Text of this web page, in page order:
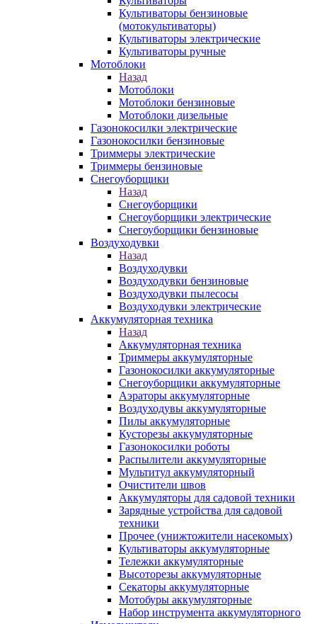
Культиваторы бензиновые
(мотокультиваторы)
Культиваторы электрические
Культиваторы ручные
Мотоблоки
Назад
Мотоблоки
Мотоблоки бензиновые
Мотоблоки дизельные
Газонокосилки электрические
Газонокосилки бензиновые
Триммеры электрические
Триммеры бензиновые
Снегоуборщики
Назад
Снегоуборщики
Снегоуборщики электрические
Снегоуборщики бензиновые
Воздуходувки
Назад
Воздуходувки
Воздуходувки бензиновые
Воздуходувки пылесосы
Воздуходувки электрические
Аккумуляторная техника
Назад
Аккумуляторная техника
Триммеры аккумуляторные
Газонокосилки аккумуляторные
Снегоуборщики аккумуляторные
Аэраторы аккумуляторные
Воздуходувы аккумуляторные
Пилы аккумуляторные
Кусторезы аккумуляторные
Газонокосилки роботы
Распылители аккумуляторные
Мультитул аккумуляторный
Очистители швов
Аккумуляторы для садовой техники
Зарядные устройства для садовой
техники
Прочее (унижтожители насекомых)
Культиваторы аккумуляторные
Тележки аккумуляторные
Высоторезы аккумуляторные
Секаторы аккумуляторные
Мотобуры аккумуляторные
Набор инструмента аккумуляторного